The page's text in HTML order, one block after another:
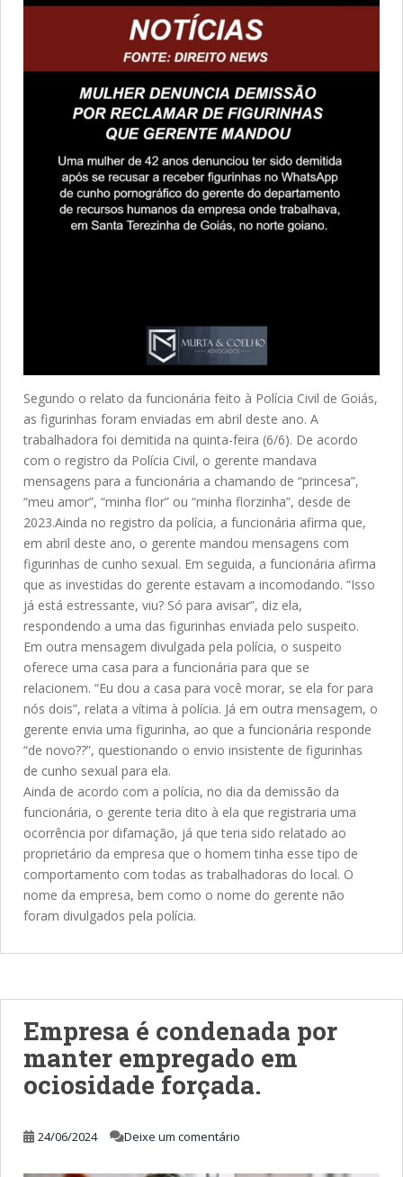
Segundo o relato da funcionária feito à Polícia Civil de Goiás,
as figurinhas foram enviadas em abril deste ano. A
trabalhadora foi demitida na quinta-feira (6/6). De acordo
com o registro da Polícia Civil, o gerente mandava
mensagens para a funcionária a chamando de “princesa”,
“meu amor”, “minha flor” ou “minha florzinha”, desde de
2023.Ainda no registro da polícia, a funcionária afirma que,
em abril deste ano, o gerente mandou mensagens com
figurinhas de cunho sexual. Em seguida, a funcionária afirma
que as investidas do gerente estavam a incomodando. “Isso
já está estressante, viu? Só para avisar”, diz ela,
respondendo a uma das figurinhas enviada pelo suspeito.
Em outra mensagem divulgada pela polícia, o suspeito
oferece uma casa para a funcionária para que se
relacionem. “Eu dou a casa para você morar, se ela for para
nós dois”, relata a vítima à polícia. Já em outra mensagem, o
gerente envia uma figurinha, ao que a funcionária responde
“de novo??”, questionando o envio insistente de figurinhas
de cunho sexual para ela.
Ainda de acordo com a polícia, no dia da demissão da
funcionária, o gerente teria dito à ela que registraria uma
ocorrência por difamação, já que teria sido relatado ao
proprietário da empresa que o homem tinha esse tipo de
comportamento com todas as trabalhadoras do local. O
nome da empresa, bem como o nome do gerente não
foram divulgados pela polícia.
Empresa é condenada por
manter empregado em
ociosidade forçada.
24/06/2024 Deixe um comentário